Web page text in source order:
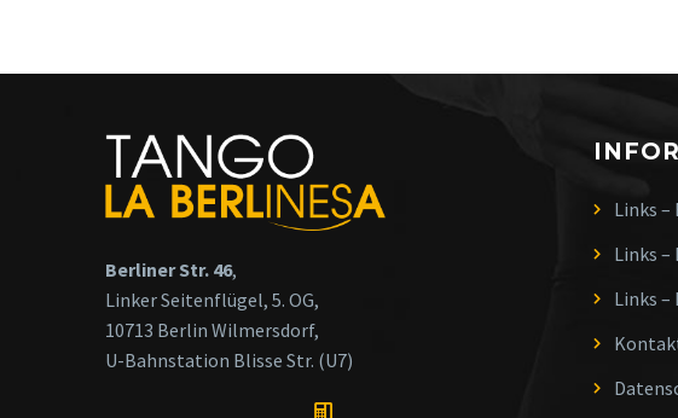
Berliner Str. 46,
Linker Seitenflügel, 5. OG,
10713 Berlin Wilmersdorf,
U-Bahnstation Blisse Str. (U7)
Links –
Links –
Links